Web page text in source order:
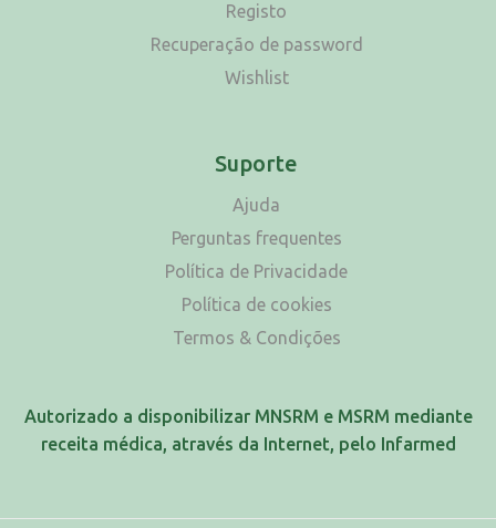
Registo
Recuperação de password
Wishlist
Suporte
Ajuda
Perguntas frequentes
Política de Privacidade
Política de cookies
Termos & Condições
Autorizado a disponibilizar MNSRM e MSRM mediante
receita médica, através da Internet, pelo Infarmed